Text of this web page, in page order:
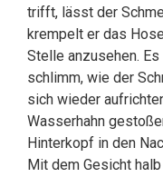
trifft, lässt der
krempelt er das
Stelle anzusehen.
schlimm, wie der
sich wieder
Wasserhahn
Hinterkopf in den
Mit dem Gesicht